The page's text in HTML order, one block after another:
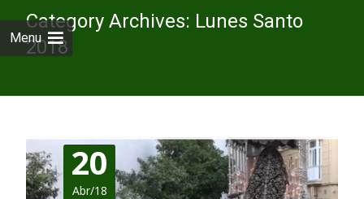
Menu
Category Archives: Lunes Santo
2018
20
Abr/18